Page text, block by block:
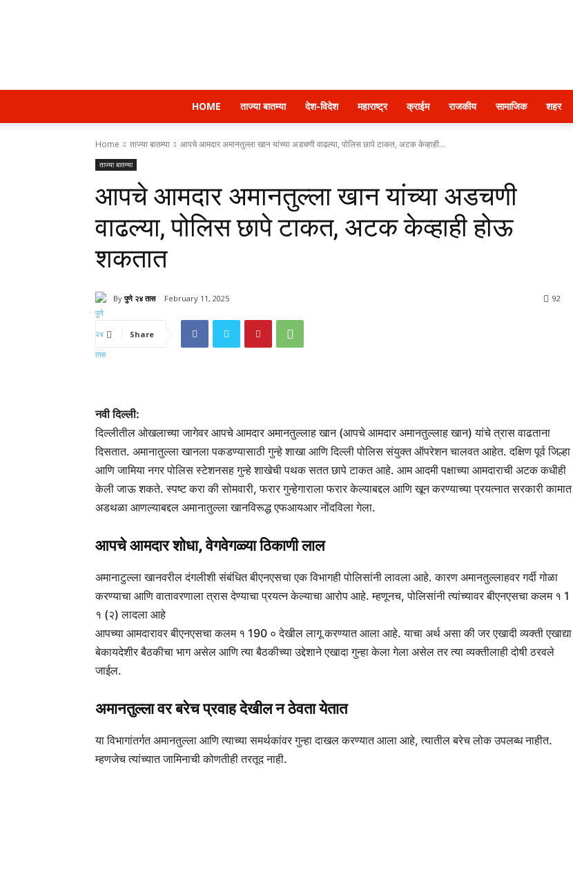
पुणे
HOME ताज्या बातम्या देश-विदेश महाराष्ट्र क्राईम राजकीय सामाजिक शहर
Home ताज्या बातम्या आपचे आमदार अमानतुल्ला खान यांच्या अडचणी वाढल्या, पोलिस छापे टाकत, अटक केव्हाही...
ताज्या बातम्या
आपचे आमदार अमानतुल्ला खान यांच्या अडचणी
वाढल्या, पोलिस छापे टाकत, अटक केव्हाही होऊ
शकतात
By पुणे २४ तास February 11, 2025 92
Share
नवी दिल्ली:
दिल्लीतील ओखलाच्या जागेवर आपचे आमदार अमानतुल्लाह खान (आपचे आमदार अमानतुल्लाह खान) यांचे त्रास वाढताना
दिसतात. अमानातुल्ला खानला पकडण्यासाठी गुन्हे शाखा आणि दिल्ली पोलिस संयुक्त ऑपरेशन चालवत आहेत. दक्षिण पूर्व जिल्हा
आणि जामिया नगर पोलिस स्टेशनसह गुन्हे शाखेची पथक सतत छापे टाकत आहे. आम आदमी पक्षाच्या आमदाराची अटक कधीही
केली जाऊ शकते. स्पष्ट करा की सोमवारी, फरार गुन्हेगाराला फरार केल्याबद्दल आणि खून करण्याच्या प्रयत्नात सरकारी कामात
अडथळा आणल्याबद्दल अमानातुल्ला खानविरूद्ध एफआयआर नोंदविला गेला.
आपचे आमदार शोधा, वेगवेगळ्या ठिकाणी लाल
अमानाटुल्ला खानवरील दंगलीशी संबंधित बीएनएसचा एक विभागही पोलिसांनी लावला आहे. कारण अमानतुल्लाहवर गर्दी गोळा
करण्याचा आणि वातावरणाला त्रास देण्याचा प्रयत्न केल्याचा आरोप आहे. म्हणूनच, पोलिसांनी त्यांच्यावर बीएनएसचा कलम १ 1
१ (२) लादला आहे
आपच्या आमदारावर बीएनएसचा कलम १ 190 ० देखील लागू करण्यात आला आहे. याचा अर्थ असा की जर एखादी व्यक्ती एखाद्या
बेकायदेशीर बैठकीचा भाग असेल आणि त्या बैठकीच्या उद्देशाने एखादा गुन्हा केला गेला असेल तर त्या व्यक्तीलाही दोषी ठरवले
जाईल.
अमानतुल्ला वर बरेच प्रवाह देखील न ठेवता येतात
या विभागांतर्गत अमानतुल्ला आणि त्याच्या समर्थकांवर गुन्हा दाखल करण्यात आला आहे, त्यातील बरेच लोक उपलब्ध नाहीत.
म्हणजेच त्यांच्यात जामिनाची कोणतीही तरतूद नाही.